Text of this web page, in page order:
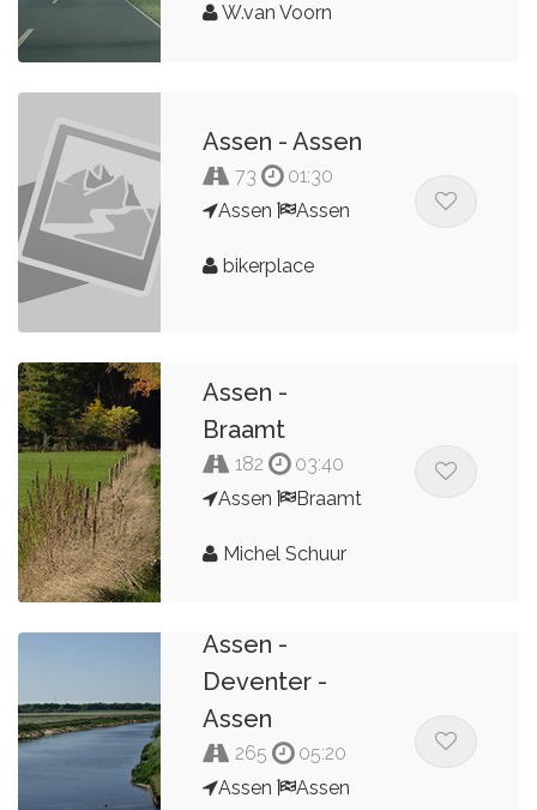
W.van Voorn
Assen - Assen
73
01:30
Assen
Assen
bikerplace
Assen -
Braamt
182
03:40
Assen
Braamt
Michel Schuur
Assen -
Deventer -
Assen
265
05:20
Assen
Assen